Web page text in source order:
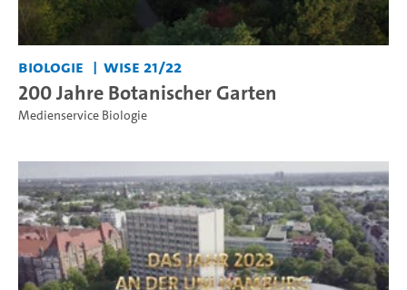
Biologie WiSe 21/22
200 Jahre Botanischer Garten
Medienservice Biologie